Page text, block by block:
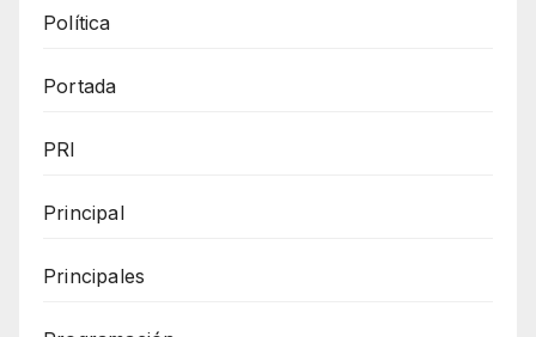
Política
Portada
PRI
Principal
Principales